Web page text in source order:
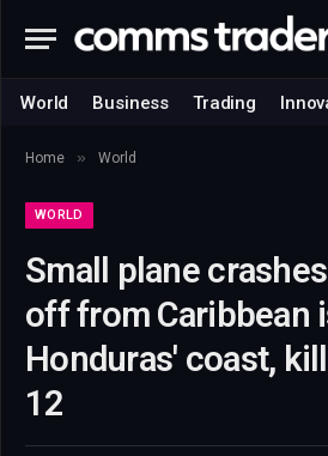
World Business Trading
Home » World
WORLD
Small plane
off from Caribbean
Honduras' coast,
12